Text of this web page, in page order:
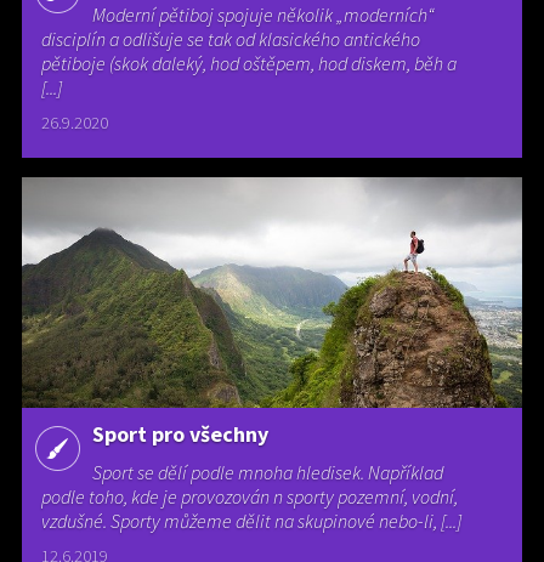
Moderní pětiboj spojuje několik „moderních“
disciplín a odlišuje se tak od klasického antického
pětiboje (skok daleký, hod oštěpem, hod diskem, běh a
[...]
26.9.2020
Sport pro všechny
Sport se dělí podle mnoha hledisek. Například
podle toho, kde je provozován n sporty pozemní, vodní,
vzdušné. Sporty můžeme dělit na skupinové nebo-li, [...]
12.6.2019